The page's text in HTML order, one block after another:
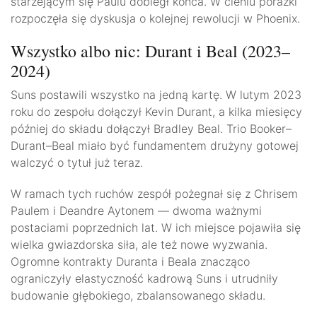
rozpoczęła się dyskusja o kolejnej rewolucji w Phoenix.
Wszystko albo nic: Durant i Beal (2023–
2024)
Suns postawili wszystko na jedną kartę. W lutym 2023
roku do zespołu dołączył Kevin Durant, a kilka miesięcy
później do składu dołączył Bradley Beal. Trio Booker–
Durant–Beal miało być fundamentem drużyny gotowej
walczyć o tytuł już teraz.
W ramach tych ruchów zespół pożegnał się z Chrisem
Paulem i Deandre Aytonem — dwoma ważnymi
postaciami poprzednich lat. W ich miejsce pojawiła się
wielka gwiazdorska siła, ale też nowe wyzwania.
Ogromne kontrakty Duranta i Beala znacząco
ograniczyły elastyczność kadrową Suns i utrudniły
budowanie głębokiego, zbalansowanego składu.